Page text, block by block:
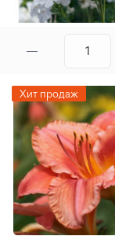
Хит продаж